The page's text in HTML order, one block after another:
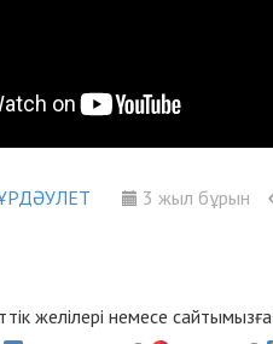
3 жыл бұрын
желілері немесе сайтымызға